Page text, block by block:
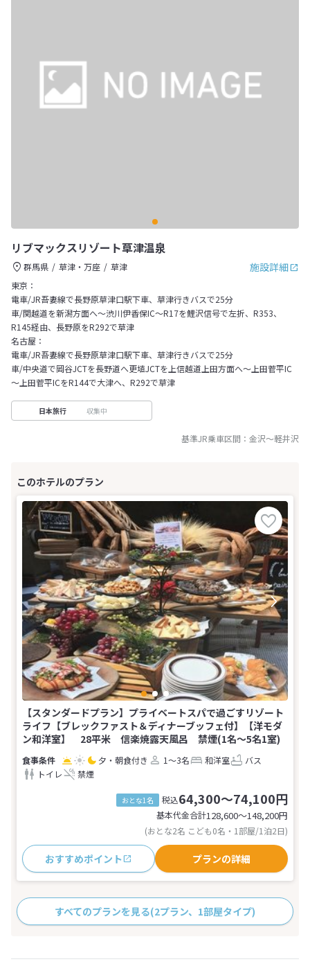
リブマックスリゾート草津温泉
施設詳細
群馬県 草津・万座
草津
東京：
電車/JR吾妻線で長野原草津口駅下車、草津行きバスで25分
車/関越道を新潟方面へ～渋川伊香保IC～R17を鯉沢信号で左折、R353、
R145経由、長野原をR292で草津
名古屋：
電車/JR吾妻線で長野原草津口駅下車、草津行きバスで25分
車/中央道で岡谷JCTを長野道へ更埴JCTを上信越道上田方面へ～上田菅平IC
～上田菅平ICをR144で大津へ、R292で草津
日本旅行 収集中
基準JR乗車区間： 金沢～軽井沢
【スタンダードプラン】プライベートスパで過ごすリゾート
ライフ【ブレックファスト＆ディナーブッフェ付】【洋モダ
ン和洋室】 28平米 信楽焼露天風呂 禁煙(1名～5名1室)
夕・朝食付き 1～3名 和洋室
バス
トイレ
禁煙
おとな1名 税込64,300～74,100円
基本代金合計128,600〜148,200円
(おとな2名 こども0名・1部屋/1泊2日)
おすすめポイント プランの詳細
すべてのプランを見る(2プラン、1部屋タイプ)